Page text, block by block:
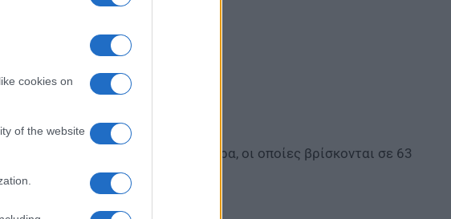
cookies on
of the website
μονάδες σε όλη τη χώρα, οι οποίες βρίσκονται σε 63